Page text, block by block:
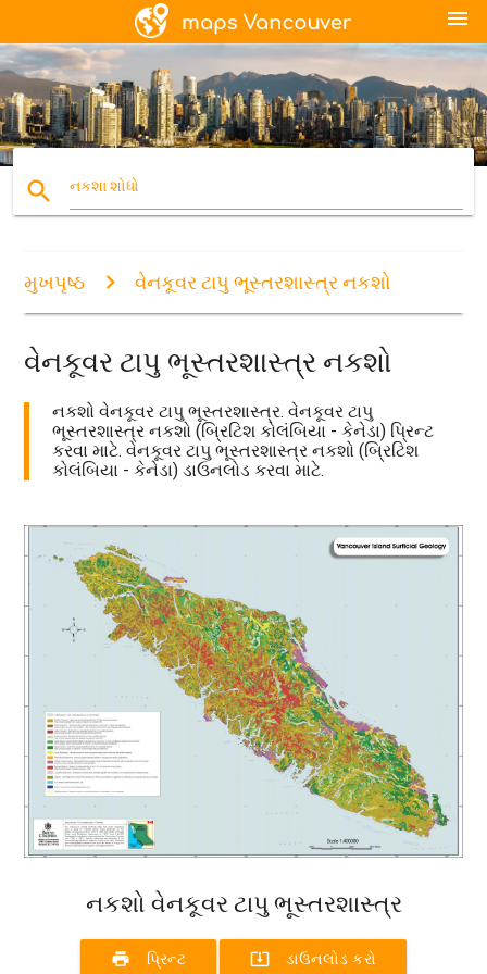
menu
search નકશા શોધો
મુખપૃષ્ઠ વેનકૂવર ટાપુ ભૂસ્તરશાસ્ત્ર નકશો
વેનકૂવર ટાપુ ભૂસ્તરશાસ્ત્ર નકશો
નકશો વેનકૂવર ટાપુ ભૂસ્તરશાસ્ત્ર. વેનકૂવર ટાપુ
ભૂસ્તરશાસ્ત્ર નકશો (બ્રિટિશ કોલંબિયા - કેનેડા) પ્રિન્ટ
કરવા માટે. વેનકૂવર ટાપુ ભૂસ્તરશાસ્ત્ર નકશો (બ્રિટિશ
કોલંબિયા - કેનેડા) ડાઉનલોડ કરવા માટે.
નકશો વેનકૂવર ટાપુ ભૂસ્તરશાસ્ત્ર
print પ્રિન્ટ system_update_alt ડાઉનલોડ કરો